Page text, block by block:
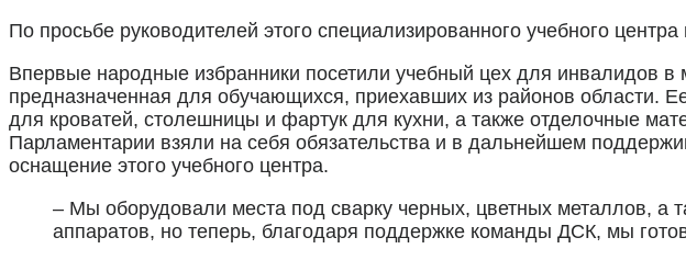
По просьбе руководителей этого специализированного учебного
Впервые народные избранники посетили учебный цех для инвалидов в
предназначенная для обучающихся, приехавших из районов области.
для кроватей, столешницы и фартук для кухни, а также отделочные
Парламентарии взяли на себя обязательства и в дальнейшем
оснащение этого учебного центра.
– Мы оборудовали места под сварку черных, цветных металлов, а
аппаратов, но теперь, благодаря поддержке команды ДСК, мы